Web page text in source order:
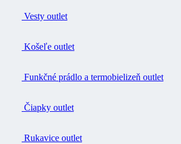
Vesty outlet
Košeľe outlet
Funkčné prádlo a termobielizeň outlet
Čiapky outlet
Rukavice outlet